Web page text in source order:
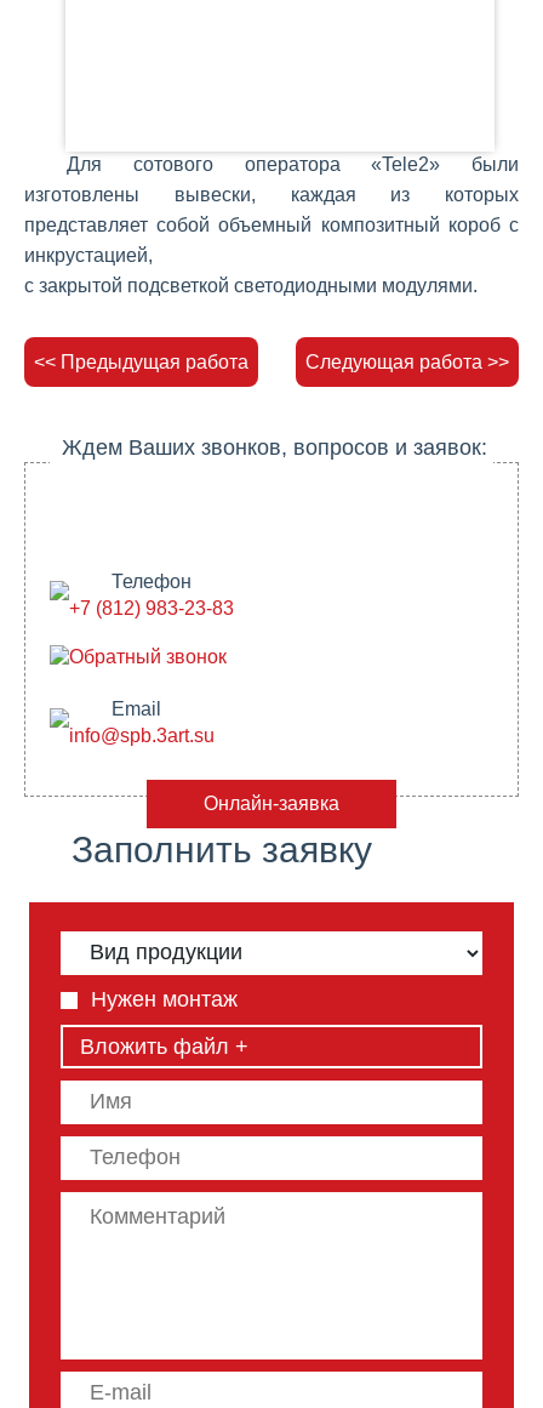
Для сотового оператора «Tele2» были
изготовлены вывески, каждая из которых
представляет собой объемный композитный короб с
инкрустацией,
с закрытой подсветкой светодиодными модулями.
<< Предыдущая работа Следующая работа >>
Ждем Ваших звонков, вопросов и заявок:
Телефон
+7 (812) 983-23-83
Обратный звонок
Email
info@spb.3art.su
Онлайн-заявка
Заполнить заявку
Нужен монтаж
Вложить файл +